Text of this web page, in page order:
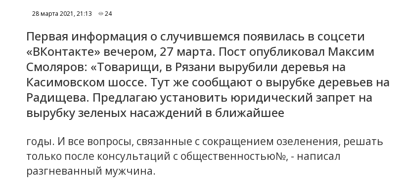
28 марта 2021, 21:13 24
Первая информация о случившемся появилась в соцсети
«ВКонтакте» вечером, 27 марта. Пост опубликовал Максим
Смоляров: «Товарищи, в Рязани вырубили деревья на
Касимовском шоссе. Тут же сообщают о вырубке деревьев на
Радищева. Предлагаю установить юридический запрет на
вырубку зеленых насаждений в ближайшее
годы. И все вопросы, связанные с сокращением озеленения, решать
только после консультаций с общественностью№, - написал
разгневанный мужчина.